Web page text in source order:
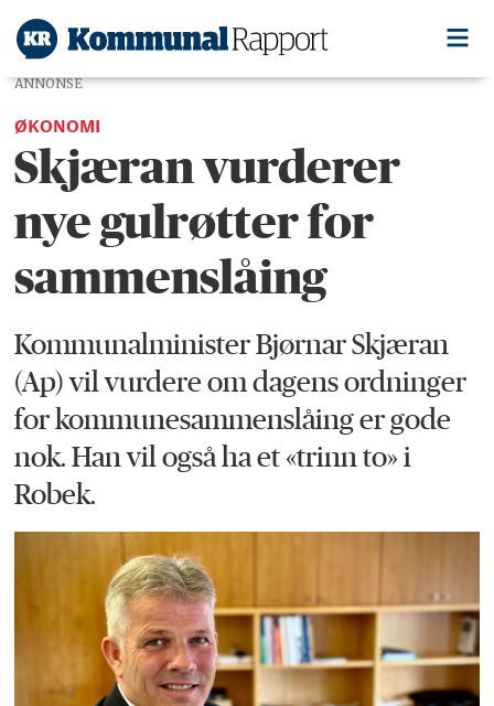
ANNONSE
ØKONOMI
Skjæran vurderer
nye gulrøtter for
sammenslåing
Kommunalminister Bjørnar Skjæran
(Ap) vil vurdere om dagens ordninger
for kommunesammenslåing er gode
nok. Han vil også ha et «trinn to» i
Robek.